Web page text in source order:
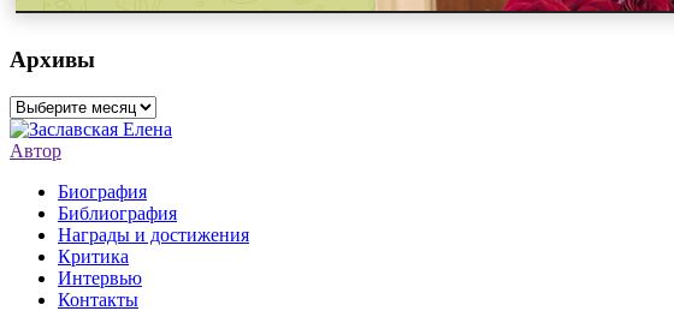
Архивы
Архивы
Автор
Биография
Библиография
Награды и достижения
Критика
Интервью
Контакты